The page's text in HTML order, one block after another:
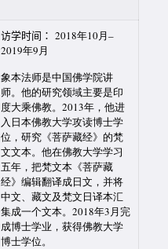
访学时间： 2018年10月–
2019年9月
象本法师是中国佛学院讲
师。他的研究领域主要是印
度大乘佛教。2013年，他进
入日本佛教大学攻读博士学
位，研究《菩萨藏经》的梵
文文本。他在佛教大学学习
五年，把梵文本《菩萨藏
经》编辑翻译成日文，并将
中文、藏文及梵文日译本汇
集成一个文本。2018年3月完
成博士学业，获得佛教大学
博士学位。